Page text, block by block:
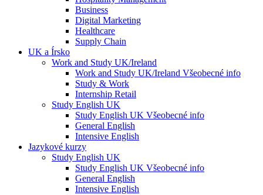
Business
Digital Marketing
Healthcare
Supply Chain
UK a Írsko
Work and Study UK/Ireland
Work and Study UK/Ireland Všeobecné info
Study & Work
Internship Retail
Study English UK
Study English UK Všeobecné info
General English
Intensive English
Jazykové kurzy
Study English UK
Study English UK Všeobecné info
General English
Intensive English